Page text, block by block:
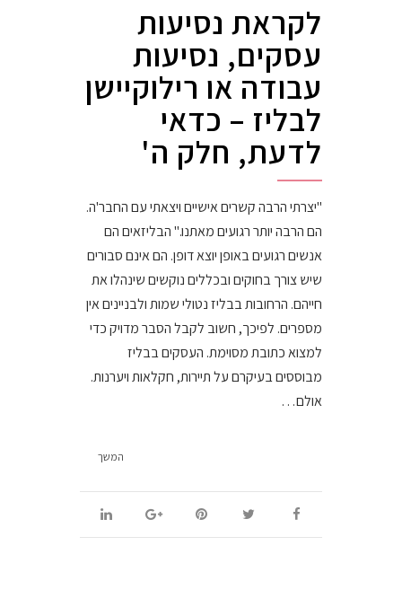
לקראת נסיעות
עסקים, נסיעות
עבודה או רילוקיישן
לבליז – כדאי
לדעת, חלק ה'
"יצרתי הרבה קשרים אישיים ויצאתי עם החבר'ה.
הם הרבה יותר רגועים מאתנו." הבליזאים הם
אנשים רגועים באופן יוצא דופן. הם אינם סבורים
שיש צורך בחוקים ובכללים נוקשים שינהלו את
חייהם. הרחובות בבליז נטולי שמות ולבניינים אין
מספרים. לפיכך, חשוב לקבל הסבר מדויק כדי
למצוא כתובת מסוימת. העסקים בבליז
מבוססים בעיקרם על תיירות, חקלאות ויערנות.
אולם…
המשך